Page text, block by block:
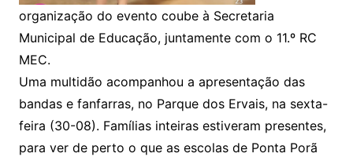
organização do evento coube à Secretaria
Municipal de Educação, juntamente com o 11.º RC
MEC.
Uma multidão acompanhou a apresentação das
bandas e fanfarras, no Parque dos Ervais, na sexta-
feira (30-08). Famílias inteiras estiveram presentes,
para ver de perto o que as escolas de Ponta Porã